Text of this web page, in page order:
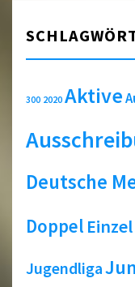
300 2020 Aktive
Deutsche
Doppel Einzel
Jugendliga